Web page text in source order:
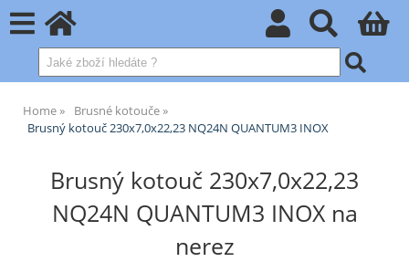
Home
Brusné kotouče
Brusný kotouč 230x7,0x22,23 NQ24N QUANTUM3 INOX
Brusný kotouč 230x7,0x22,23
NQ24N QUANTUM3 INOX na
nerez